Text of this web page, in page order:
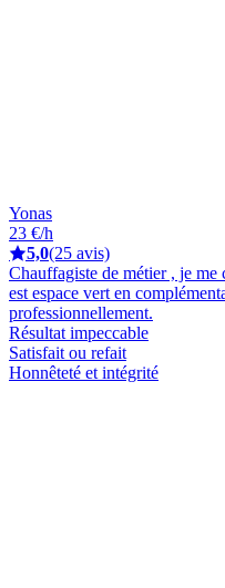
Yonas
23 €/h
5,0(25 avis)
Chauffagiste de métier , je me
est espace vert en
professionnellement.
Résultat impeccable
Satisfait ou refait
Honnêteté et intégrité